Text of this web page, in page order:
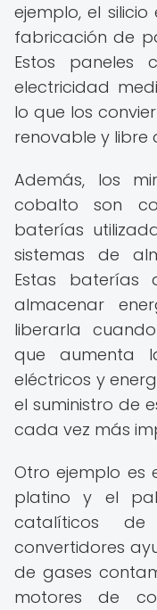
ejemplo, el
fabricación de
Estos paneles
electricidad
lo que los
renovable y libre
Además, los
cobalto son
baterías
sistemas de
Estas baterías
almacenar
liberarla
que aumenta
eléctricos y
el suministro de
cada vez más
Otro ejemplo es
platino y el
catalíticos de
convertidores
de gases
motores de